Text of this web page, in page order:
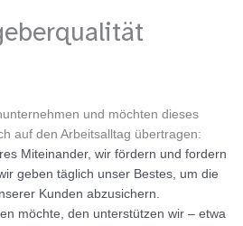
und möchten dieses
auf den Arbeitsalltag übertragen:
Miteinander, wir fördern und fordern
geben täglich unser Bestes, um die
Kunden abzusichern.
möchte, den unterstützen wir – etwa